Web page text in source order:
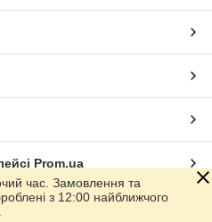
Prom.ua
час. Замовлення та
з 12:00 найближчого